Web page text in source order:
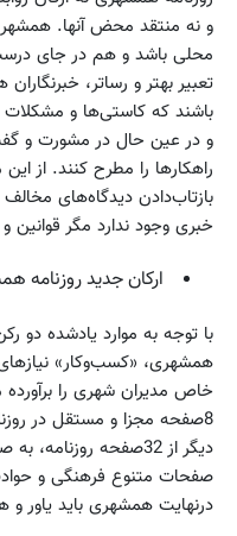
و نه منتقد محض آنها.
محلی باشد و هم در جای درست
تعبیر بهتر و رساتر،
باشند که کاستی‌ها و مشکلات
و در عین حال در مشورت و
راهکارها را مطرح کنند. از
بازتاب‌دادن دیدگاه‌های
خبری وجود ندارد مگر قوانین
ارکان جدید روزنامه
با توجه به موارد یادشده دو
همشهری، «کسب‌وکار»
خاص مدیران شهری را برآورده
دیگر از 32صفحه
صفحات متنوع فرهنگی و
درنهایت همشهری باید یاور